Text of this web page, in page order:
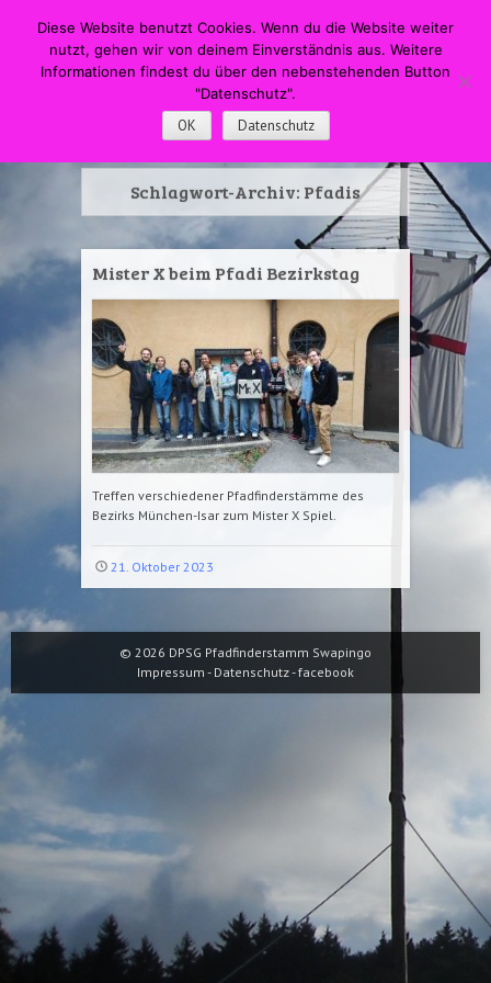
Menü
WECHSELN SIE ZUM INHALT
DPSG Pfadfinderstamm
Swapingo
Schlagwort-Archiv: Pfadis
Mister X beim Pfadi Bezirkstag
Treffen verschiedener Pfadfinderstämme des
Bezirks München-Isar zum Mister X Spiel.
21. Oktober 2023
© 2026 DPSG Pfadfinderstamm Swapingo
Impressum - Datenschutz-facebook
Diese Website benutzt Cookies. Wenn du die Website weiter
nutzt, gehen wir von deinem Einverständnis aus. Weitere
Informationen findest du über den nebenstehenden Button
"Datenschutz".
OK Datenschutz